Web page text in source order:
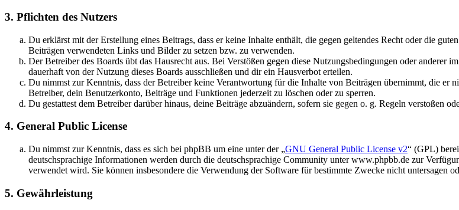
3. Pflichten des Nutzers
Du erklärst mit der Erstellung eines Beitrags, dass er keine Inhalte enthält, die gegen geltendes Recht oder die
Beiträgen verwendeten Links und Bilder zu setzen bzw. zu verwenden.
Der Betreiber des Boards übt das Hausrecht aus. Bei Verstößen gegen diese Nutzungsbedingungen oder
dauerhaft von der Nutzung dieses Boards ausschließen und dir ein Hausverbot erteilen.
Du nimmst zur Kenntnis, dass der Betreiber keine Verantwortung für die Inhalte von Beiträgen übernimmt, die er
Betreiber, dein Benutzerkonto, Beiträge und Funktionen jederzeit zu löschen oder zu sperren.
Du gestattest dem Betreiber darüber hinaus, deine Beiträge abzuändern, sofern sie gegen o. g. Regeln verstoßen
4. General Public License
Du nimmst zur Kenntnis, dass es sich bei phpBB um eine unter der „GNU General Public License v2“ (GPL)
deutschsprachige Informationen werden durch die deutschsprachige Community unter www.phpbb.de zur
verwendet wird. Sie können insbesondere die Verwendung der Software für bestimmte Zwecke nicht untersagen
5. Gewährleistung